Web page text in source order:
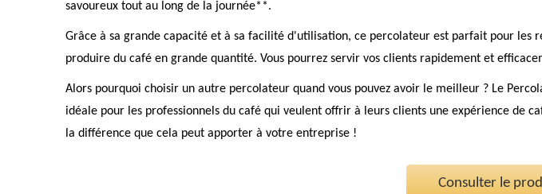
savoureux tout au long de la journée**.
Grâce à sa grande capacité et à sa facilité d'utilisation, ce percolateur est parfait pour les
produire du café en grande quantité. Vous pourrez servir vos clients rapidement et
Alors pourquoi choisir un autre percolateur quand vous pouvez avoir le meilleur ? Le
idéale pour les professionnels du café qui veulent offrir à leurs clients une expérience de
la différence que cela peut apporter à votre entreprise !
Consulter le